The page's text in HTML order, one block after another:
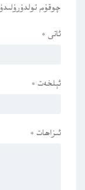
چوقۇم تولدۇرۇلىدۇ
ئاتى *
ئېلخەت *
ئىزاھات *